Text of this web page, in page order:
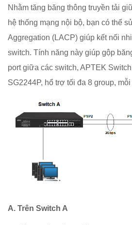
Nhằm tăng băng thông truyền tải
hệ thống mạng nội bộ, bạn có thể
Aggregation (LACP) giúp kết nối
switch. Tính năng này giúp gộp
port giữa các switch, APTEK
SG2244P, hổ trợ tối đa 8 group,
A. Trên Switch A